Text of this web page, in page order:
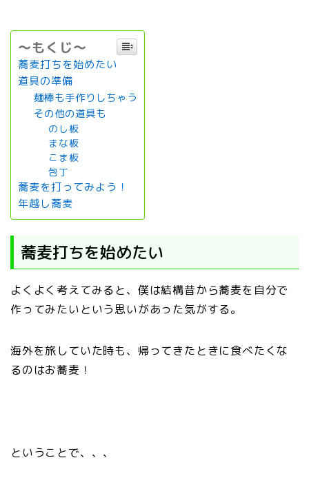
～もくじ～
蕎麦打ちを始めたい
道具の準備
麺棒も手作りしちゃう
その他の道具も
のし板
まな板
こま板
包丁
蕎麦を打ってみよう！
年越し蕎麦
蕎麦打ちを始めたい
よくよく考えてみると、僕は結構昔から蕎麦を自分で
作ってみたいという思いがあった気がする。
海外を旅していた時も、帰ってきたときに食べたくな
るのはお蕎麦！
ということで、、、